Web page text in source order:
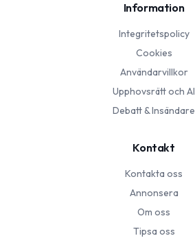
Information
Integritetspolicy
Cookies
Användarvillkor
Upphovsrätt och AI
Debatt & Insändare
Kontakt
Kontakta oss
Annonsera
Om oss
Tipsa oss